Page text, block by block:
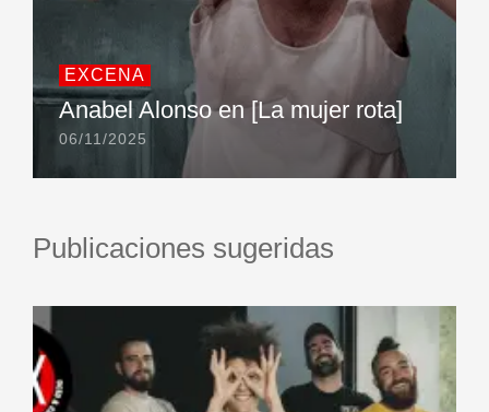
EXCENA
Anabel Alonso en [La mujer rota]
06/11/2025
Publicaciones sugeridas